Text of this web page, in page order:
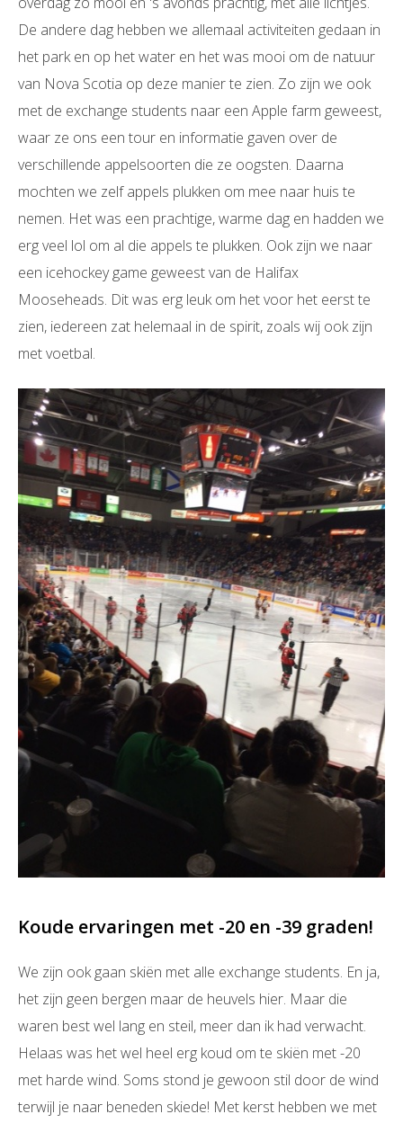
De andere dag hebben we allemaal activiteiten gedaan in
het park en op het water en het was mooi om de natuur
van Nova Scotia op deze manier te zien. Zo zijn we ook
met de exchange students naar een Apple farm geweest,
waar ze ons een tour en informatie gaven over de
verschillende appelsoorten die ze oogsten. Daarna
mochten we zelf appels plukken om mee naar huis te
nemen. Het was een prachtige, warme dag en hadden we
erg veel lol om al die appels te plukken. Ook zijn we naar
een icehockey game geweest van de Halifax
Mooseheads. Dit was erg leuk om het voor het eerst te
zien, iedereen zat helemaal in de spirit, zoals wij ook zijn
met voetbal.
Koude ervaringen met -20 en -39 graden!
We zijn ook gaan skiën met alle exchange students. En ja,
het zijn geen bergen maar de heuvels hier. Maar die
waren best wel lang en steil, meer dan ik had verwacht.
Helaas was het wel heel erg koud om te skiën met -20
met harde wind. Soms stond je gewoon stil door de wind
terwijl je naar beneden skiede! Met kerst hebben we met